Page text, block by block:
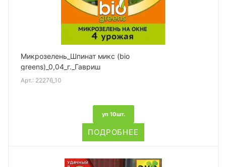
Микрозелень_Шпинат микс (bio
greens)_0,04_г._Гавриш
Арт.: 22276_10
уп 10шт.
ПОДРОБНЕЕ